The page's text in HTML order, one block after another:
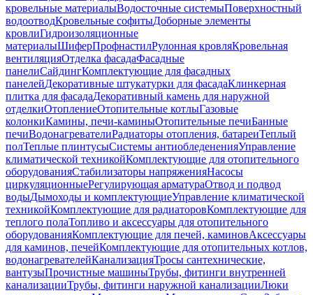
кровельные материалыВодосточные системыПоверхностный
водоотводКровельные софитыДоборные элементы
кровлиГидроизоляционные
материалыШиферПрофнастилРулонная кровляКровельная
вентиляцияОтделка фасадаФасадные
панелиСайдингКомплектующие для фасадных
панелейДекоративные штукатурки для фасадаКлинкерная
плитка для фасадаДекоративный камень для наружной
отделкиОтоплениеОтопительные котлыГазовые
колонкиКамины, печи-каминыОтопительные печиБанные
печиВодонагревателиРадиаторы отопления, батареиТеплый
полТеплые плинтусыСистемы антиобледененияУправление
климатической техникойКомплектующие для отопительного
оборудованияСтабилизаторы напряженияНасосы
циркуляционныеРегулирующая арматураОтвод и подвод
водыДымоходы и комплектующиеУправление климатической
техникойКомплектующие для радиаторовКомплектующие для
теплого полаТопливо и аксессуары для отопительного
оборудованияКомплектующие для печей, каминовАксессуары
для каминов, печейКомплектующие для отопительных котлов,
водонагревателейКанализацияТросы сантехнические,
вантузыПрочистные машиныТрубы, фитинги внутренней
канализацииТрубы, фитинги наружной канализацииЛюки